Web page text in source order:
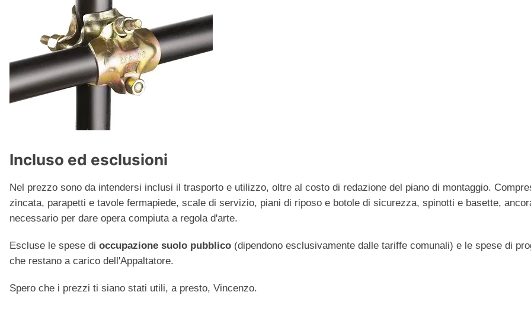
Incluso ed esclusioni
Nel prezzo sono da intendersi inclusi il trasporto e utilizzo, oltre al costo di redazione del piano di montaggio.
zincata, parapetti e tavole fermapiede, scale di servizio, piani di riposo e botole di sicurezza, spinotti e basette,
necessario per dare opera compiuta a regola d'arte.
Escluse le spese di occupazione suolo pubblico (dipendono esclusivamente dalle tariffe comunali) e le spese di
che restano a carico dell'Appaltatore.
Spero che i prezzi ti siano stati utili, a presto, Vincenzo.